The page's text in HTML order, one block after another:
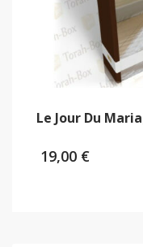
Le Jour Du
19,00 €